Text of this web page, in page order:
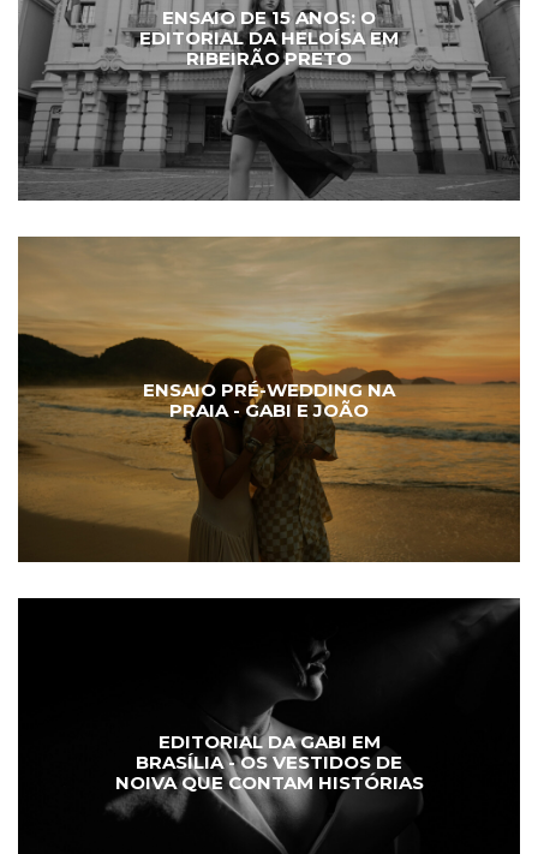
ENSAIO DE 15 ANOS: O
EDITORIAL DA HELOÍSA EM
RIBEIRÃO PRETO
ENSAIO PRÉ-WEDDING NA
PRAIA - GABI E JOÃO
EDITORIAL DA GABI EM
BRASÍLIA - OS VESTIDOS DE
NOIVA QUE CONTAM HISTÓRIAS